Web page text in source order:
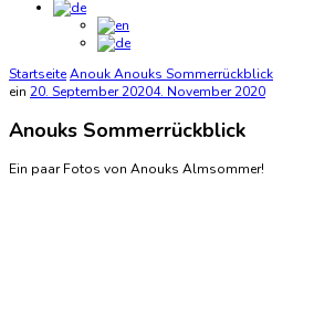
StartseiteAnoukAnouks Sommerrückblick
ein 20. September 20204. November 2020
Anouks Sommerrückblick
Ein paar Fotos von Anouks Almsommer!